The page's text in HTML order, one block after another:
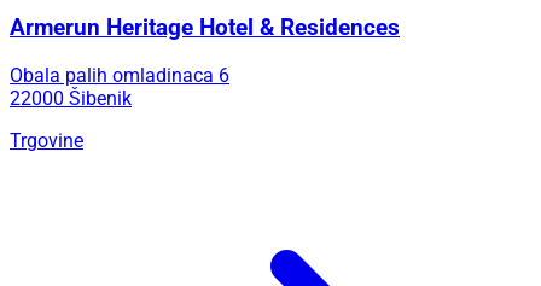
Armerun Heritage Hotel & Residences
Obala palih omladinaca 6
22000 Šibenik
Trgovine